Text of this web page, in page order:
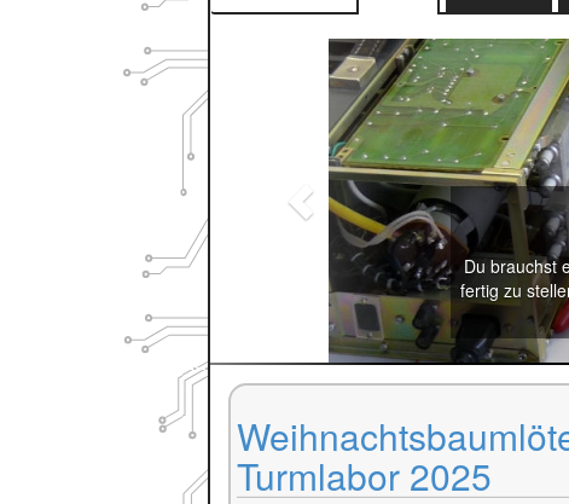
Du brauchst
fertig zu
Turmlabor 2025